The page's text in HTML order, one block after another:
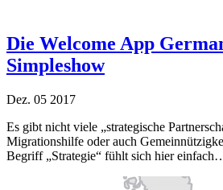
Die Welcome App
Simpleshow
Dez. 05 2017
Es gibt nicht viele „strategische
Migrationshilfe oder auch
Begriff „Strategie“ fühlt sich hier